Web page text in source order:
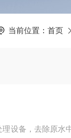
当前位置： 首页
设备，去除原水